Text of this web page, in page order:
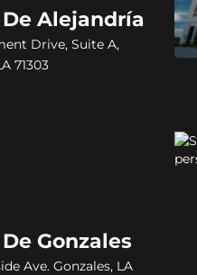
Alejandría
Drive, Suite A,
71303
Gonzales
Ave. Gonzales, LA